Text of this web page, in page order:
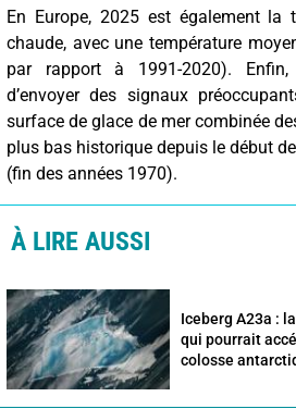
En Europe, 2025 est également la
chaude, avec une température
par rapport à 1991-2020).
d’envoyer des signaux
surface de glace de mer combinée
plus bas historique depuis le début
(fin des années 1970).
À LIRE AUSSI
Iceberg A23a :
qui pourrait
colosse